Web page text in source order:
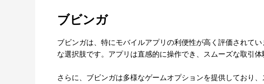
ブビンガ
ブビンガは、特にモバイルアプリの利便性が高く評価されて
な選択肢です。アプリは直感的に操作でき、スムーズな取引体
さらに、ブビンガは多様なゲームオプションを提供しており